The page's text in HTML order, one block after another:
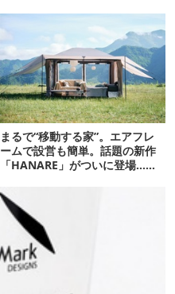
まるで“移動する家”。エアフレ
ームで設営も簡単。話題の新作
「HANARE」がついに登場…！